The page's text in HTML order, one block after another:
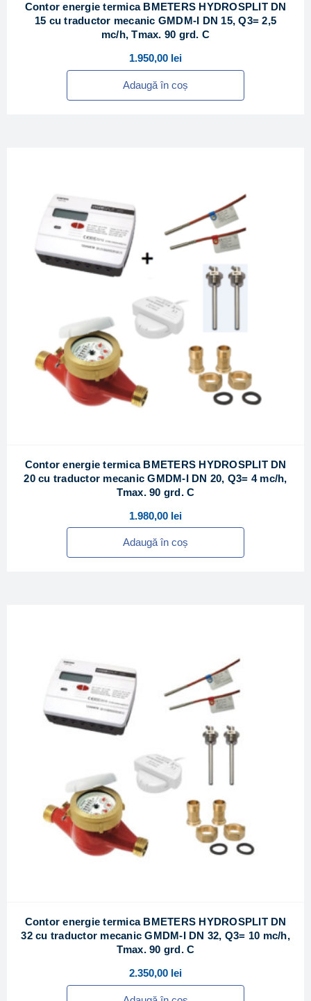
Contor energie termica BMETERS HYDROSPLIT DN
15 cu traductor mecanic GMDM-I DN 15, Q3= 2,5
mc/h, Tmax. 90 grd. C
1.950,00 lei
Adaugă în coș
Contor energie termica BMETERS HYDROSPLIT DN
20 cu traductor mecanic GMDM-I DN 20, Q3= 4 mc/h,
Tmax. 90 grd. C
1.980,00 lei
Adaugă în coș
Contor energie termica BMETERS HYDROSPLIT DN
32 cu traductor mecanic GMDM-I DN 32, Q3= 10 mc/h,
Tmax. 90 grd. C
2.350,00 lei